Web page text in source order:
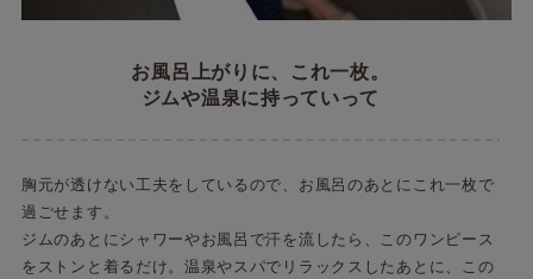
お風呂上がりに、これ一枚。
ジムや温泉に持っていって
胸元が透けない工夫をしているので、お風呂のあとにこれ一枚で
過ごせます。
ジムのあとにシャワーやお風呂で汗を流したら、このワンピース
をストンと着るだけ。温泉やスパでリラックスしたあとに、この